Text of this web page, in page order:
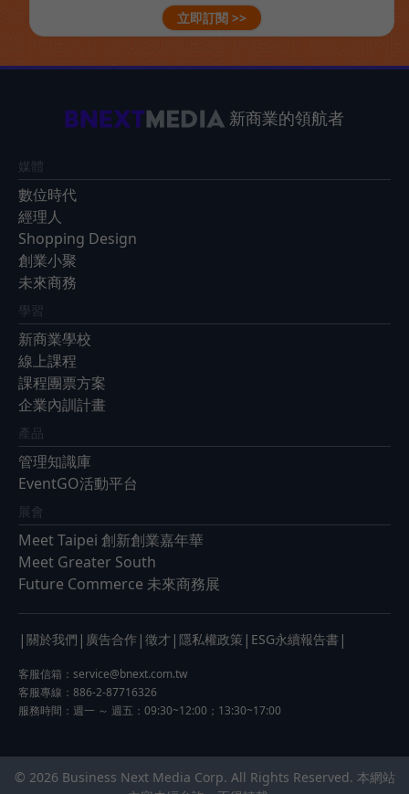
立即訂閱 >>
新商業的領航者
媒體
數位時代
經理人
Shopping Design
創業小聚
未來商務
學習
新商業學校
線上課程
課程團票方案
企業內訓計畫
產品
管理知識庫
EventGO活動平台
展會
Meet Taipei 創新創業嘉年華
Meet Greater South
Future Commerce 未來商務展
| 關於我們 | 廣告合作 | 徵才 | 隱私權政策 | ESG永續報告書 |
客服信箱： service@bnext.com.tw
客服專線：886-2-87716326
服務時間：週一 ～ 週五：09:30~12:00；13:30~17:00
© 2026 Business Next Media Corp. All Rights Reserved. 本網站